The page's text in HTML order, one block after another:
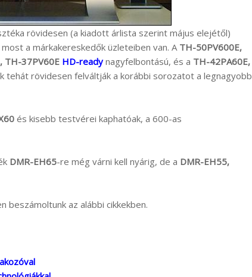
rövidesen (a kiadott árlista szerint május elejétől)
a márkakereskedők üzleteiben van. A TH-50PV600E,
, TH-37PV60E HD-readynagyfelbontású, és a TH-42PA60E,
tehát rövidesen felváltják a korábbi sorozatot a legnagyobb
és kisebb testvérei kaphatóak, a 600-as
DMR-EH65-re még várni kell nyárig, de a DMR-EH55,
beszámoltunk az alábbi cikkekben.